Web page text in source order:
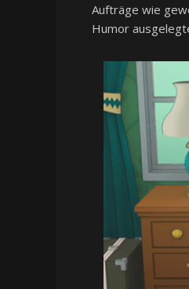
Aufträge wie
Humor